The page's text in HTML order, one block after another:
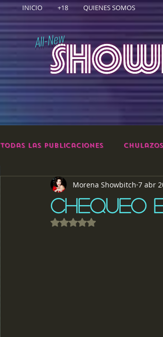
INICIO +18 QUIENES SOMOS
All-New
Todas las publicaciones Chulazos
CHEQUEO
Morena Showbitch 7 abr
Obtuvo NaN de 5 estrellas.